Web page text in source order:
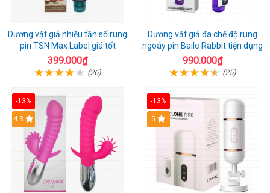
Dương vật giả nhiều tần số rung
pin TSN Max Label giá tốt
399.000₫
(26)
Dương vật giả đa chế độ rung
ngoáy pin Baile Rabbit tiện dụng
990.000₫
(25)
-13%
4.3
-13%
5